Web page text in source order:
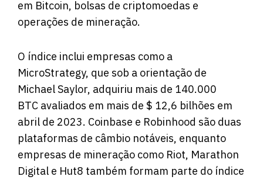
em Bitcoin, bolsas de criptomoedas e
operações de mineração.
O índice inclui empresas como a
MicroStrategy, que sob a orientação de
Michael Saylor, adquiriu mais de 140.000
BTC avaliados em mais de $ 12,6 bilhões em
abril de 2023. Coinbase e Robinhood são duas
plataformas de câmbio notáveis, enquanto
empresas de mineração como Riot, Marathon
Digital e Hut8 também formam parte do índice